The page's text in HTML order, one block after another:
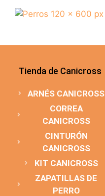
Tienda de Canicross
ARNÉS CANICROSS
CORREA
CANICROSS
CINTURÓN
CANICROSS
KIT CANICROSS
ZAPATILLAS DE
PERRO